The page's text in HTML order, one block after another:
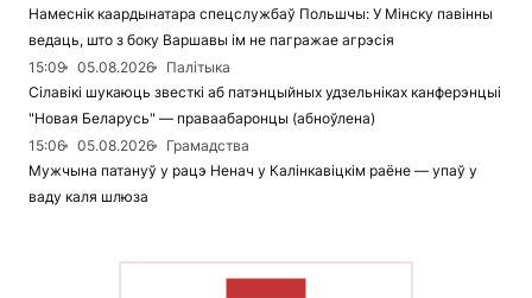
Намеснік каардынатара спецслужбаў Польшчы: У Мінску павінны
ведаць, што з боку Варшавы ім не пагражае агрэсія
15:09
05.08.2026
Палітыка
Сілавікі шукаюць звесткі аб патэнцыйных удзельніках канферэнцыі
"Новая Беларусь" — праваабаронцы (абноўлена)
15:06
05.08.2026
Грамадства
Мужчына патануў у рацэ Ненач у Калінкавіцкім раёне — упаў у
ваду каля шлюза